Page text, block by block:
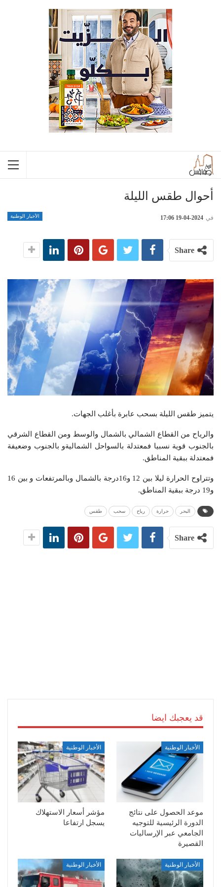
أحوال طقس الليلة
الأخبار الوطنية في 2024-04-19 17:06
Share
يتميز طقس الليلة بسحب عابرة بأغلب الجهات.
والرياح من القطاع الشمالي بالشمال والوسط ومن القطاع الشرقي
بالجنوب قوية نسبيا فمعتدلة بالسواحل الشماليةو بالجنوب وضعيفة
فمعتدلة ببقية المناطق.
وتتراوح الحرارة ليلا بين 12 و16درجة بالشمال وبالمرتفعات و بين 16
و19 درجة ببقية المناطق.
البحر حرارة رياح سحب طقس
Share
قد يعجبك ايضا
الأخبار الوطنية
موعد الحصول على نتائج
الدورة الرئيسية للتوجيه
الجامعي عبر الإرساليات
القصيرة
الأخبار الوطنية
مؤشر أسعار الاستهلاك
يسجل ارتفاعا
الأخبار الوطنية الأخبار الوطنية